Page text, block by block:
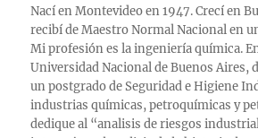
Nací en Montevideo en 1947. Crecí en
recibí de Maestro Normal Nacional en
Mi profesión es la ingeniería química.
Universidad Nacional de Buenos Aires,
un postgrado de Seguridad e Higiene
industrias químicas, petroquímicas y
dedique al “analisis de riesgos